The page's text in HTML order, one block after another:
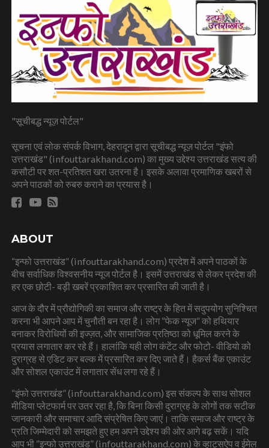
"सूचीबद्ध न्यूज़ पोर्टल"
सूचना एवं लोक संपर्क विभाग, देहरादून द्वारा सूचीबद्ध न्यूज़ पोर्टल "इंफो
उत्तराखंड" (infouttarakhand.com) का मुख्य उद्देश्य उत्तराखंड सत्य की
कसौटी पर शत-प्रतिशत खरा उतरना है। इसके अलावा प्रमाणिक खबरों से
अपने पाठकों को रुबरु कराने का प्रयास है।
ABOUT
“इन्फो उत्तराखंड” (infouttarakhand.com) प्रदेश में अपने पाठकों के
बीच सर्वाधिक विश्वसनीय न्यूज पोर्टल है। इसमें उत्तराखंड से लेकर प्रदेश की
हर एक छोटी- बड़ी खबरें प्रकाशित कर प्रसारित की जाती है।
आज के दौर में प्रौद्योगिकी का समाज और राष्ट्र के हित में सदुपयोग सुनिश्चित
करना भी आपने आप में चुनौती बन रहा है। लोग “फेक न्यूज” को हथियार
बनाकर विरोधियों की इज्ज़त, और सामाजिक प्रतिष्ठा को धूमिल करने के
प्रयास लगातार कर रहे हैं। हालांकि यही लोग कंटेंट और फोटो- वीडियो को
दुराग्रह से एडिट कर बल्क में प्रसारित कर दिए जाते हैं। हैकर्स बैंक एकाउंट
और सोशल एकाउंट में लगातार सेंध लगा रहे हैं।
“इंफो उत्तराखंड” (infouttarakhand.com) इस संकल्प के साथ सोशल
मीडिया प्लेटफार्म पर उतर रहा है, कि बिना किसी दुराग्रह के लोगों तक सटीक
जानकारी और समाचार आदि संप्रेषित किए जाएं। ताकि समाज और राष्ट्र के
प्रति जिम्मेदारी को समझते हुए हम अपने उद्देश्य की ओर आगे बढ़ सकें। यदि
आप भी “इन्फो उत्तराखंड” (infouttarakhand.com) के व्हाट्सऐप व ईमेल